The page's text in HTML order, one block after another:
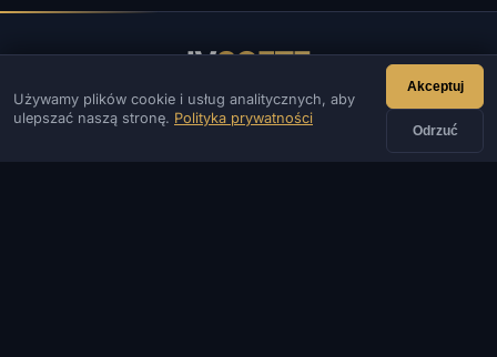
IVSOFTE
IVSOFTE — sklep z oprogramowaniem. Świadczymy usługi
instalacji i uruchamiania oprogramowania.
Używamy plików cookie i usług analitycznych, aby
ulepszać naszą stronę. Polityka prywatności
Akceptuj
Odrzuć